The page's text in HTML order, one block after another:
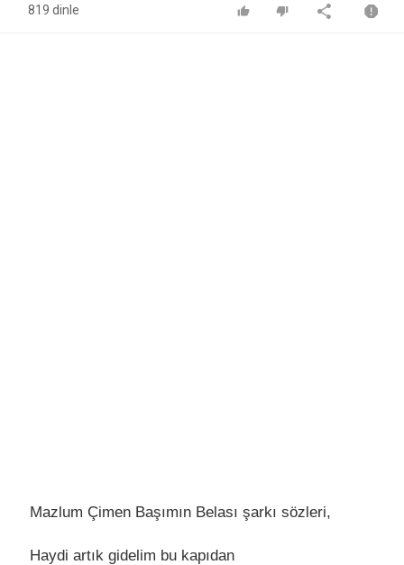
819 dinle
Mazlum Çimen Başımın Belası şarkı sözleri,
Haydi artık gidеlim bu kapıdan